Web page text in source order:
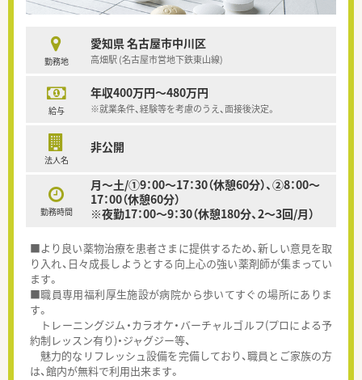
勤務地
愛知県 名古屋市中川区
高畑駅 (名古屋市営地下鉄東山線)
給与
年収400万円～480万円
※就業条件、経験等を考慮のうえ、面接後決定。
法人名
非公開
勤務時間
月～土/①9：00～17：30（休憩60分）、②8：00～
17：00（休憩60分）
※夜勤17：00～9：30（休憩180分、2～3回/月）
■より良い薬物治療を患者さまに提供するため、新しい意見を取
り入れ、日々成長しようとする向上心の強い薬剤師が集まってい
ます。
■職員専用福利厚生施設が病院から歩いてすぐの場所にありま
す。
トレーニングジム・カラオケ・バーチャルゴルフ(プロによる予
約制レッスン有り)・ジャグジー等、
魅力的なリフレッシュ設備を完備しており、職員とご家族の方
は、館内が無料で利用出来ます。